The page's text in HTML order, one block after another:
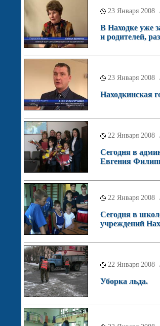
23 Января 2008
В Находке уже
и родителей,
23 Января 2008
Находкинская
22 Января 2008
Сегодня в
Евгения
22 Января 2008
Сегодня в
учреждений
22 Января 2008
Уборка льда.